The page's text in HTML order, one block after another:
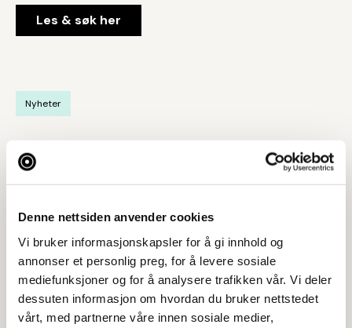
Denne nettsiden anvender cookies
Vi bruker informasjonskapsler for å gi innhold og
annonser et personlig preg, for å levere sosiale
mediefunksjoner og for å analysere trafikken vår. Vi deler
dessuten informasjon om hvordan du bruker nettstedet
vårt, med partnerne våre innen sosiale medier,
Les & søk her
Nyheter
Del på sosiale medier